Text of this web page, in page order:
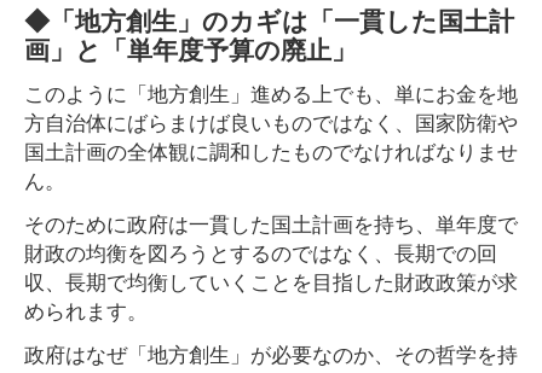
◆「地方創生」のカギは「一貫した国土計
画」と「単年度予算の廃止」
このように「地方創生」進める上でも、単にお金を地
方自治体にばらまけば良いものではなく、国家防衛や
国土計画の全体観に調和したものでなければなりませ
ん。
そのために政府は一貫した国土計画を持ち、単年度で
財政の均衡を図ろうとするのではなく、長期での回
収、長期で均衡していくことを目指した財政政策が求
められます。
政府はなぜ「地方創生」が必要なのか、その哲学を持